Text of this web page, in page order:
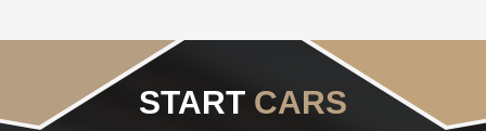
START CARS